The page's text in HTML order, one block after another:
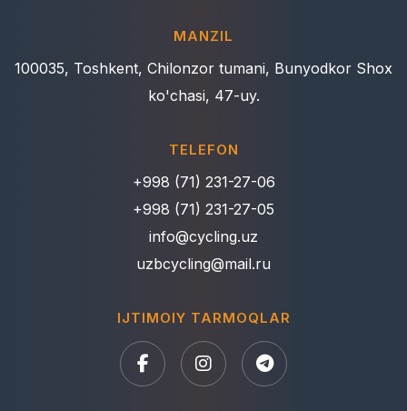
MANZIL
100035, Toshkent, Chilonzor tumani, Bunyodkor Shox
ko'chasi, 47-uy.
TELEFON
+998 (71) 231-27-06
+998 (71) 231-27-05
info@cycling.uz
uzbcycling@mail.ru
IJTIMOIY TARMOQLAR